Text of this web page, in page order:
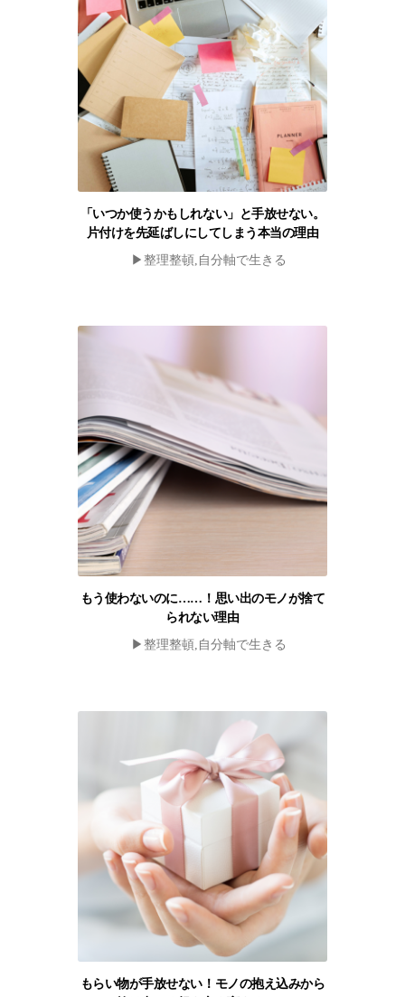
「いつか使うかもしれない」と手放せない。
片付けを先延ばしにしてしまう本当の理由
▶︎整理整頓,自分軸で生きる
もう使わないのに……！思い出のモノが捨て
られない理由
▶︎整理整頓,自分軸で生きる
もらい物が手放せない！モノの抱え込みから